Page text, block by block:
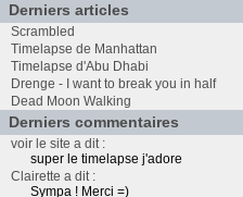
Derniers articles
Scrambled
Timelapse de Manhattan
Timelapse d'Abu Dhabi
Drenge - I want to break you in half
Dead Moon Walking
Derniers commentaires
voir le site a dit :
super le timelapse j'adore
Clairette a dit :
Sympa ! Merci =)